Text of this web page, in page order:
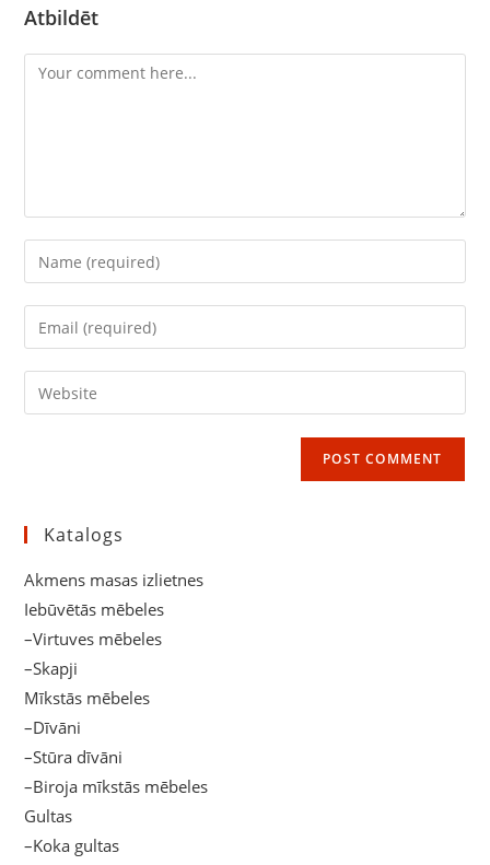
Atbildēt
Comment
Enter
your
name
comment
Enter
your
email
address
Enter
your
Katalogs
Akmens masas izlietnes
Iebūvētās mēbeles
–Virtuves mēbeles
–Skapji
Mīkstās mēbeles
–Dīvāni
–Stūra dīvāni
–Biroja mīkstās mēbeles
Gultas
–Koka gultas